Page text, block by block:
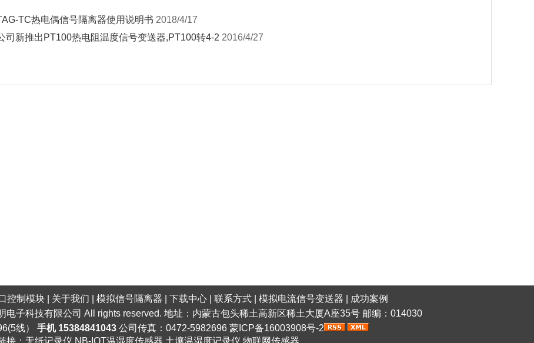
TC热电偶信号隔离器使用说明书 2018/4/17
司新推出PT100热电阻温度信号变送器,PT100转4-2 2016/4/27
控制模块 关于我们 模拟信号隔离器 下载中心 联系方式 模拟电流信号变送器
成功案例
电子科技有限公司 All rights reserved. 地址：内蒙古包头稀土高新区稀土大厦A座35号 邮编：014030
线） 手机 15384841043 公司传真：0472-5982696 蒙ICP备16003908号-2
接： 无纸记录仪 NB-IOT温湿度传感器 土壤温湿度记录仪 物联网传感器